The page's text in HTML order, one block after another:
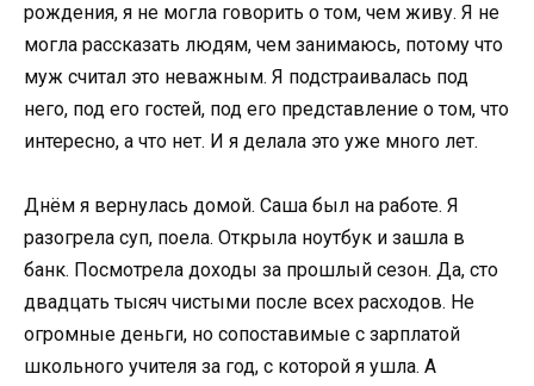
рождения, я не могла говорить о том, чем живу. Я не
могла рассказать людям, чем занимаюсь, потому что
муж считал это неважным. Я подстраивалась под
него, под его гостей, под его представление о том, что
интересно, а что нет. И я делала это уже много лет.
Днём я вернулась домой. Саша был на работе. Я
разогрела суп, поела. Открыла ноутбук и зашла в
банк. Посмотрела доходы за прошлый сезон. Да, сто
двадцать тысяч чистыми после всех расходов. Не
огромные деньги, но сопоставимые с зарплатой
школьного учителя за год, с которой я ушла. А